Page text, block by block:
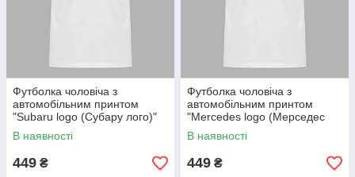
Футболка чоловіча з
автомобільним принтом
"Subaru logo (Субару лого)"
(24012124)
В наявності
449 ₴
Футболка чоловіча з
автомобільним принтом
"Mercedes logo (Мерседес
лого)" (24012130)
В наявності
449 ₴